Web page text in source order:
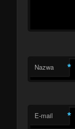
Nazwa *
E-mail *